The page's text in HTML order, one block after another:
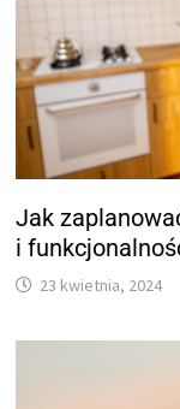
Jak
i
23 kwietnia, 2024